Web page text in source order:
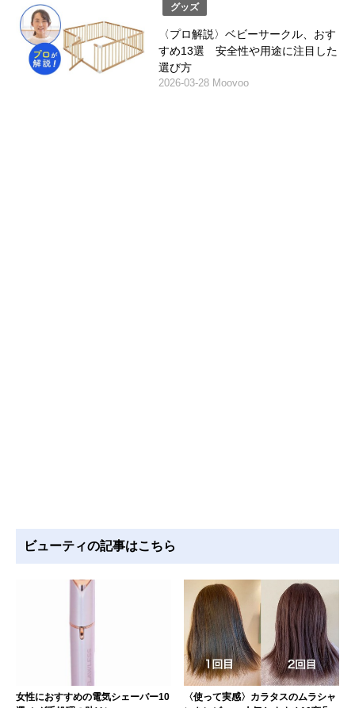
グッズ
〈プロ解説〉ベビーサークル、おす
すめ13選 安全性や用途に注目した
選び方
2026-03-28 Moovoo
ビューティの記事はこちら
女性におすすめの電気シェーバー10
〈使って実感〉カラタスのムラシャ